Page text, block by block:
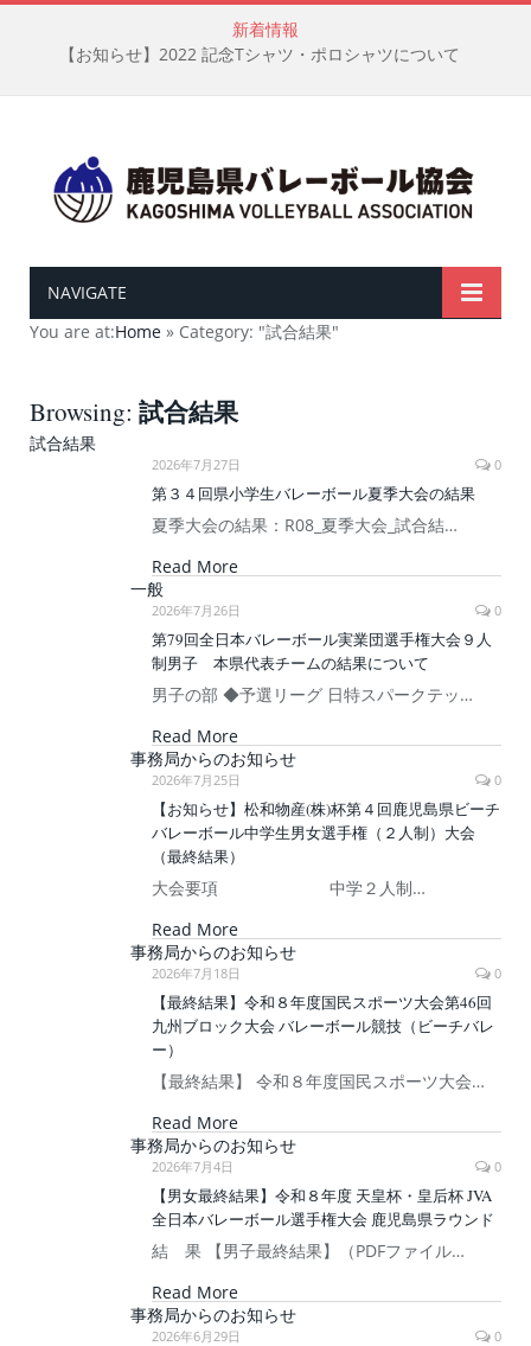
新着情報
【お知らせ】2022 記念Tシャツ・ポロシャツについて
NAVIGATE
You are at:Home » Category: "試合結果"
Browsing: 試合結果
試合結果
2026年7月27日 0
第３４回県小学生バレーボール夏季大会の結果
夏季大会の結果：R08_夏季大会_試合結…
Read More
一般
2026年7月26日 0
第79回全日本バレーボール実業団選手権大会９人
制男子 本県代表チームの結果について
男子の部 ◆予選リーグ 日特スパークテッ…
Read More
事務局からのお知らせ
2026年7月25日 0
【お知らせ】松和物産(株)杯第４回鹿児島県ビーチ
バレーボール中学生男女選手権（２人制）大会
（最終結果）
大会要項 中学２人制…
Read More
事務局からのお知らせ
2026年7月18日 0
【最終結果】令和８年度国民スポーツ大会第46回
九州ブロック大会 バレーボール競技（ビーチバレ
ー）
【最終結果】 令和８年度国民スポーツ大会…
Read More
事務局からのお知らせ
2026年7月4日 0
【男女最終結果】令和８年度 天皇杯・皇后杯 JVA
全日本バレーボール選手権大会 鹿児島県ラウンド
結 果 【男子最終結果】（PDFファイル…
Read More
事務局からのお知らせ
2026年6月29日 0